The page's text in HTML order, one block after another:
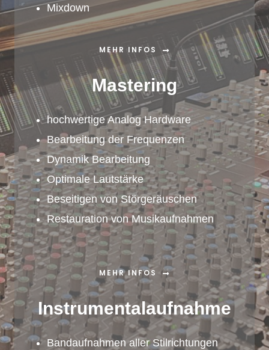
Mixdown
MEHR INFOS
Mastering
hochwertige Analog Hardware
Bearbeitung der Frequenzen
Dynamik Bearbeitung
Optimale Lautstärke
Beseitigen von Störgeräuschen
Restauration von Musikaufnahmen
MEHR INFOS
Instrumentalaufnahme
Bandaufnahmen aller Stilrichtungen